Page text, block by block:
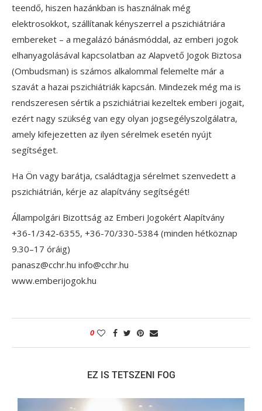
teendő, hiszen hazánkban is használnak még
elektrosokkot, szállítanak kényszerrel a pszichiátriára
embereket – a megalázó bánásmóddal, az emberi jogok
elhanyagolásával kapcsolatban az Alapvető Jogok Biztosa
(Ombudsman) is számos alkalommal felemelte már a
szavát a hazai pszichiátriák kapcsán. Mindezek még ma is
rendszeresen sértik a pszichiátriai kezeltek emberi jogait,
ezért nagy szükség van egy olyan jogsegélyszolgálatra,
amely kifejezetten az ilyen sérelmek esetén nyújt
segítséget.
Ha Ön vagy barátja, családtagja sérelmet szenvedett a
pszichiátrián, kérje az alapítvány segítségét!
Állampolgári Bizottság az Emberi Jogokért Alapítvány
+36-1/342-6355, +36-70/330-5384 (minden hétköznap
9.30–17 óráig)
panasz@cchr.hu info@cchr.hu
www.emberijogok.hu
0
EZ IS TETSZENI FOG